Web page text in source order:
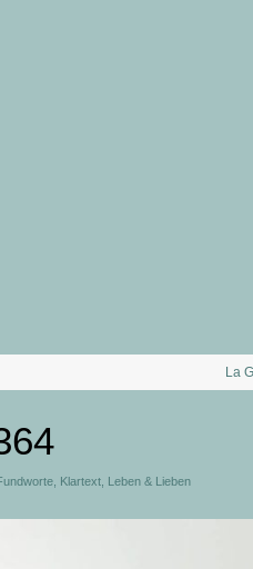
La
Klartext Leben & Lieben